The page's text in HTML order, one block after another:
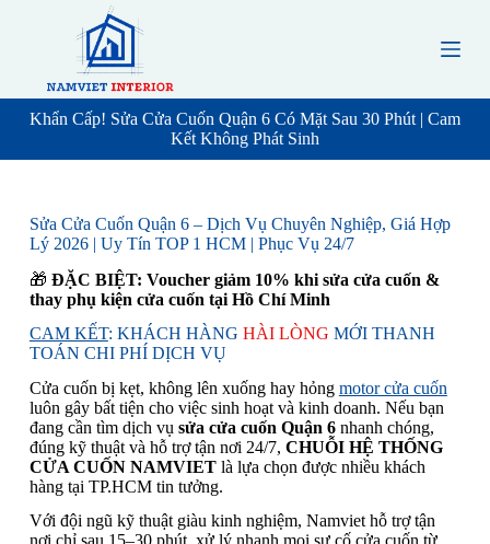
t
o
o
n
Khẩn Cấp! Sửa Cửa Cuốn Quận 6 Có Mặt Sau 30 Phút | Cam
Kết Không Phát Sinh
Sửa Cửa Cuốn Quận 6 – Dịch Vụ Chuyên Nghiệp, Giá Hợp
Lý 2026 | Uy Tín TOP 1 HCM | Phục Vụ 24/7
🎁 ĐẶC BIỆT: Voucher giảm 10% khi sửa cửa cuốn &
thay phụ kiện cửa cuốn tại Hồ Chí Minh
CAM KẾT: KHÁCH HÀNG HÀI LÒNG MỚI THANH
TOÁN CHI PHÍ DỊCH VỤ
Cửa cuốn bị kẹt, không lên xuống hay hỏng motor cửa cuốn
luôn gây bất tiện cho việc sinh hoạt và kinh doanh. Nếu bạn
đang cần tìm dịch vụ sửa cửa cuốn Quận 6nhanh chóng,
đúng kỹ thuật và hỗ trợ tận nơi 24/7, CHUỖI HỆ THỐNG
CỬA CUỐN NAMVIETlà lựa chọn được nhiều khách
hàng tại TP.HCM tin tưởng.
Với đội ngũ kỹ thuật giàu kinh nghiệm, Namviet hỗ trợ tận